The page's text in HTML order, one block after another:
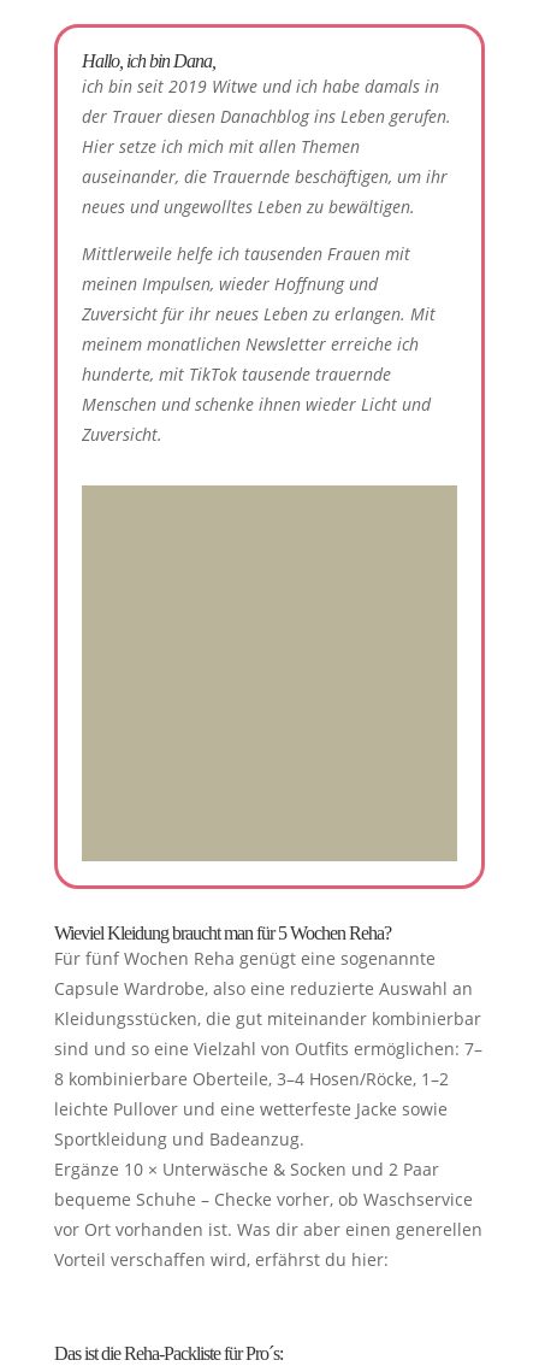
Hallo, ich bin Dana,
ich bin seit 2019 Witwe und ich habe damals in
der Trauer diesen Danachblog ins Leben gerufen.
Hier setze ich mich mit allen Themen
auseinander, die Trauernde beschäftigen, um ihr
neues und ungewolltes Leben zu bewältigen.
Mittlerweile helfe ich tausenden Frauen mit
meinen Impulsen, wieder Hoffnung und
Zuversicht für ihr neues Leben zu erlangen. Mit
meinem monatlichen Newsletter erreiche ich
hunderte, mit TikTok tausende trauernde
Menschen und schenke ihnen wieder Licht und
Zuversicht.
Wieviel Kleidung braucht man für 5 Wochen Reha?
Für fünf Wochen Reha genügt eine sogenannte
Capsule Wardrobe, also eine reduzierte Auswahl an
Kleidungsstücken, die gut miteinander kombinierbar
sind und so eine Vielzahl von Outfits ermöglichen: 7–
8 kombinierbare Oberteile, 3–4 Hosen/Röcke, 1–2
leichte Pullover und eine wetterfeste Jacke sowie
Sportkleidung und Badeanzug.
Ergänze 10 × Unterwäsche & Socken und 2 Paar
bequeme Schuhe – Checke vorher, ob Waschservice
vor Ort vorhanden ist. Was dir aber einen generellen
Vorteil verschaffen wird, erfährst du hier:
Das ist die Reha-Packliste für Pro´s: